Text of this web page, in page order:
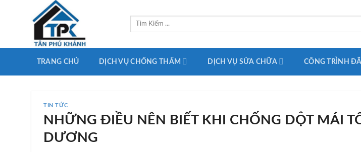
Tìm
TRANG CHỦ DỊCH VỤ CHỐNG THẤM DỊCH VỤ SỬA CHỮA CÔNG TRÌNH
TIN TỨC
NHỮNG ĐIỀU NÊN BIẾT KHI CHỐNG DỘT MÁI
DƯƠNG